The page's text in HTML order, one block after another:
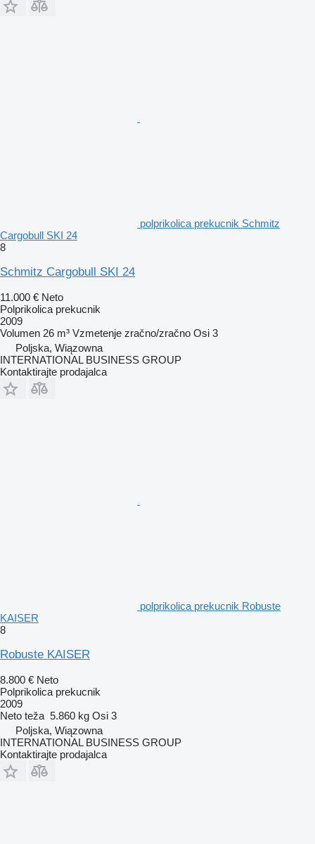
polprikolica prekucnik Schmitz
Cargobull SKI 24
8
Schmitz Cargobull SKI 24
11.000 € Neto
Polprikolica prekucnik
2009
Volumen 26 m³ Vzmetenje zračno/zračno Osi 3
Poljska, Wiązowna
INTERNATIONAL BUSINESS GROUP
Kontaktirajte prodajalca
polprikolica prekucnik Robuste
KAISER
8
Robuste KAISER
8.800 € Neto
Polprikolica prekucnik
2009
Neto teža 5.860 kg Osi 3
Poljska, Wiązowna
INTERNATIONAL BUSINESS GROUP
Kontaktirajte prodajalca